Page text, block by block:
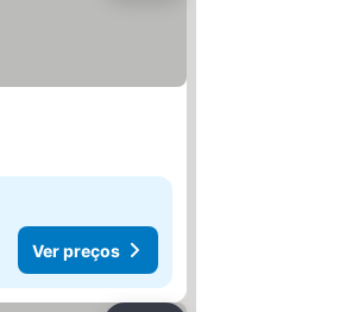
Ver preços